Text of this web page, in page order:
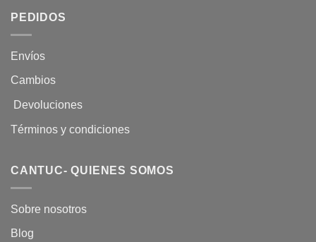
PEDIDOS
Envíos
Cambios
Devoluciones
Términos y condiciones
CANTUC- QUIENES SOMOS
Sobre nosotros
Blog